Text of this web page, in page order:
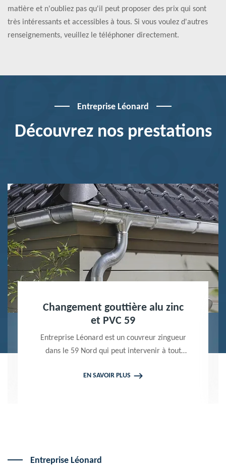
matière et n'oubliez pas qu'il peut proposer des prix qui sont
très intéressants et accessibles à tous. Si vous voulez d'autres
renseignements, veuillez le téléphoner directement.
Entreprise Léonard
Découvrez nos prestations
Nettoyage terrasse et pavé 59
Peintre professionnel dans le 59 Nord,
Entreprise Léonard utilise des produits de
pavé. Propose un devis gratuit qui ne vous
EN SAVOIR PLUS
Entreprise Léonard